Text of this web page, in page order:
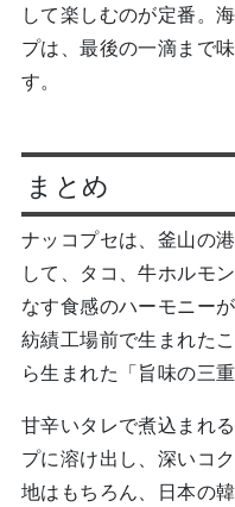
して楽しむのが定番。
プは、最後の一滴まで
す。
まとめ
ナッコプセは、釜山の
して、タコ、牛ホルモ
なす食感のハーモニー
紡績工場前で生まれた
ら生まれた「旨味の三
甘辛いタレで煮込まれ
プに溶け出し、深いコ
地はもちろん、日本の